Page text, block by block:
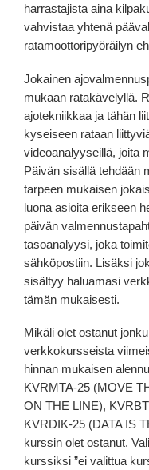
harrastajista aina
vahvistaa yhtenä
ratamoottoripyöräilyn
Jokainen
mukaan ratakävelyllä.
ajotekniikkaa ja tähän
kyseiseen rataan
videoanalyyseillä, joita
Päivän sisällä tehdään
tarpeen mukaisen
luona asioita erikseen
päivän
tasoanalyysi, joka
sähköpostiin. Lisäksi
sisältyy haluamasi
tämän mukaisesti.
Mikäli olet ostanut
verkkokursseista
hinnan mukaisen
KVRMTA-25 (MOVE
ON THE LINE),
KVRDIK-25 (DATA IS
kurssin olet ostanut.
kurssiksi ”ei valittua